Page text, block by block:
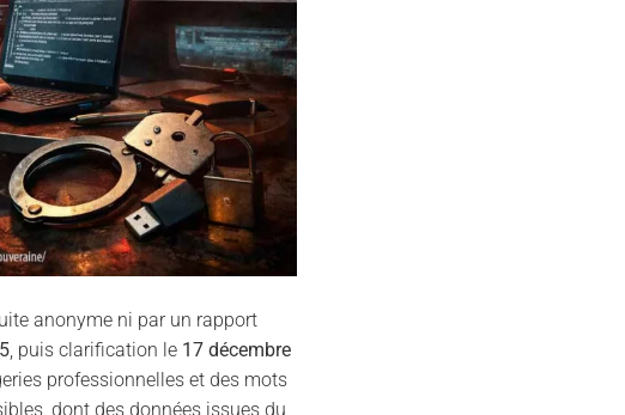
anonyme ni par un rapport
, puis clarification le 17 décembre
professionnelles et des mots
dont des données issues du